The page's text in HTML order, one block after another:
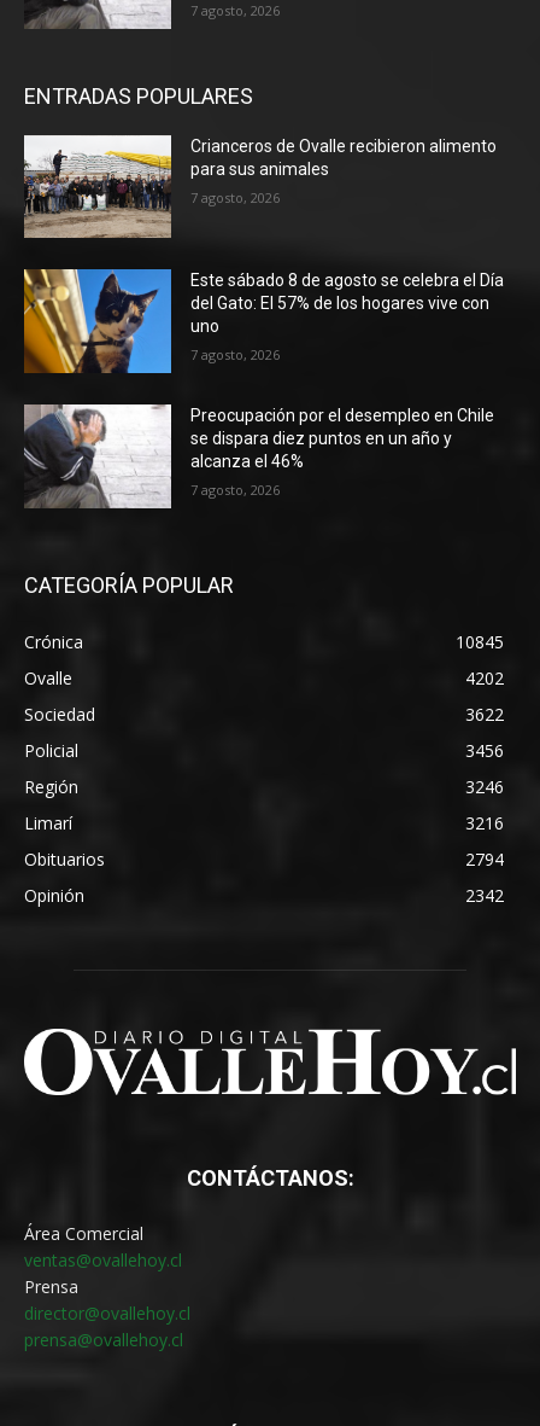
7 agosto, 2026
ENTRADAS POPULARES
Crianceros de Ovalle recibieron alimento
para sus animales
7 agosto, 2026
Este sábado 8 de agosto se celebra el Día
del Gato: El 57% de los hogares vive con
uno
7 agosto, 2026
Preocupación por el desempleo en Chile
se dispara diez puntos en un año y
alcanza el 46%
7 agosto, 2026
CATEGORÍA POPULAR
Crónica
10845
Ovalle
4202
Sociedad
3622
Policial
3456
Región
3246
Limarí
3216
Obituarios
2794
Opinión
2342
CONTÁCTANOS:
Área Comercial
ventas@ovallehoy.cl
Prensa
director@ovallehoy.cl
prensa@ovallehoy.cl